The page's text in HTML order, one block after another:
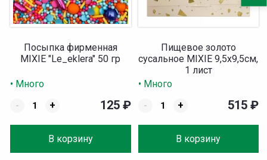
Посыпка фирменная
MIXIE "Le_eklera" 50 гр
• Много
-
+
В корзину
125 ₽
Пищевое золото
сусальное MIXIE 9,5х9,5см,
1 лист
• Много
-
+
В корзину
515 ₽